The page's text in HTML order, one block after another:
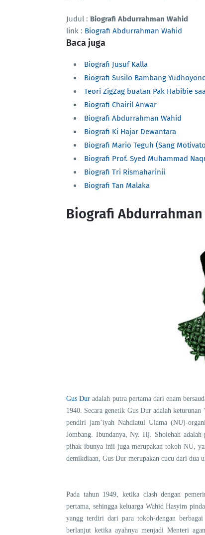
Judul : Biografi Abdurrahman Wahid
link : Biografi Abdurrahman Wahid
Baca juga
Biografi Jusuf Kalla
Biografi Susilo Bambang
Teori ZigZag buatan Pak Habibie
Biografi Chairil Anwar
Biografi Abdurrahman Wahid
Biografi Ki Hajar Dewantara
Biografi Mario Teguh (Sang
Biografi Prof. Syed Muhammad
Biografi Tri Rismaharinii
Biografi Tan Malaka
Biografi Abdurrahman
Gus Dur adalah putra pertama dari enam
1940. Secara genetik Gus Dur adalah
pendiri jam’iyah Nahdlatul Ulama (NU)-
Jombang. Ibundanya, Ny. Hj. Sholehah
pihak ibunya inii juga merupakan tokoh NU,
demikdiaan, Gus Dur merupakan cucu dari dua
Pada tahun 1949, ketika clash dengan
pertama, sehingga keluarga Wahid Hasyim
yangg terdiri dari para tokoh-dengan
berlanjut ketika ayahnya menjadi Menteri